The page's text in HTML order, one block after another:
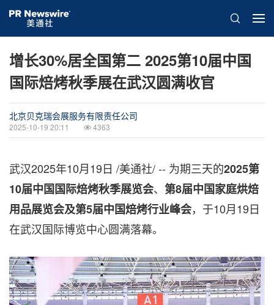
增长30%居全国第二 2025第10届中国
国际焙烤秋季展在武汉圆满收官
北京贝克瑞会展服务有限责任公司
2025-10-19 20:11 4363
武汉2025年10月19日 /美通社/ -- 为期三天的2025第
10届中国国际焙烤秋季展览会、 第8届中国家庭烘焙
用品展览会及第5届中国焙烤行业峰会，于10月19日
在武汉国际博览中心圆满落幕。